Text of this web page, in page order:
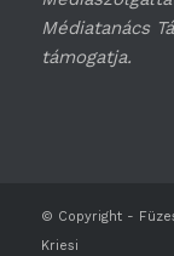
Médiatanács
támogatja.
© Copyright -
Kriesi